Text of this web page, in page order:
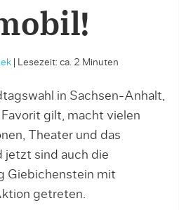
Lesezeit: ca. 2 Minuten
in Sachsen-Anhalt,
gilt, macht vielen
Theater und das
jetzt sind auch die
Giebichenstein mit
getreten.